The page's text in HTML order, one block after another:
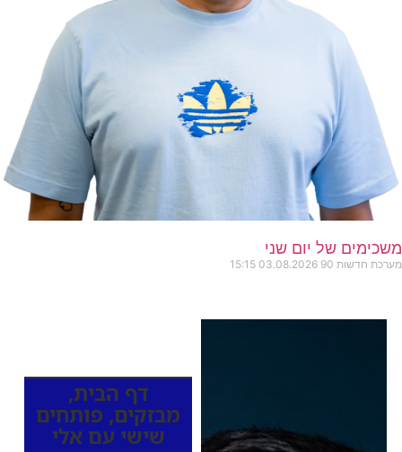
משכימים של יום שני
מערכת חדשות 90 03.08.2026
15:15
דף הבית,
מבזקים, פותחים
שישי עם אלי